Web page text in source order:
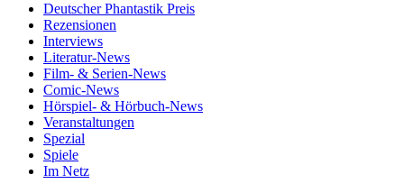
Deutscher Phantastik Preis
Rezensionen
Interviews
Literatur-News
Film- & Serien-News
Comic-News
Hörspiel- & Hörbuch-News
Veranstaltungen
Spezial
Spiele
Im Netz